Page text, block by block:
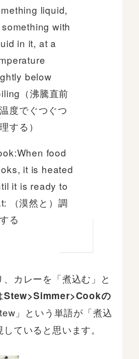
liquid,
with
in it, at a
below
（沸騰直前
度でぐつぐつ
する）
food
it is heated
it is ready to
（漠然と）調
る
、カレーを「煮込む」と
Stew>Simmer>Cookの
」という単語が「煮込
ていると思います。